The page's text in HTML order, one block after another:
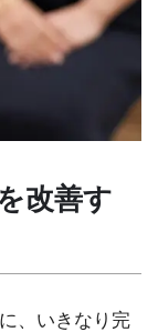
改善す
、いきなり完